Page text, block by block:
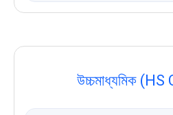
উচ্চমাধ্যমিক